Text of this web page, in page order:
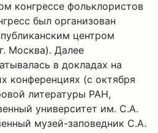
конгрессе фольклористов
был организован
центром
Москва). Далее
в докладах на
конференциях (с октября
литературы РАН,
университет им. С.А.
музей-заповедник С.А.